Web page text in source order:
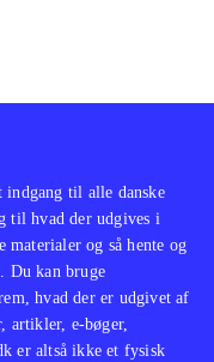
til alle danske
til hvad der udgives i
materialer og så hente og
Du kan bruge
hvad der er udgivet af
artikler, e-bøger,
er altså ikke et fysisk